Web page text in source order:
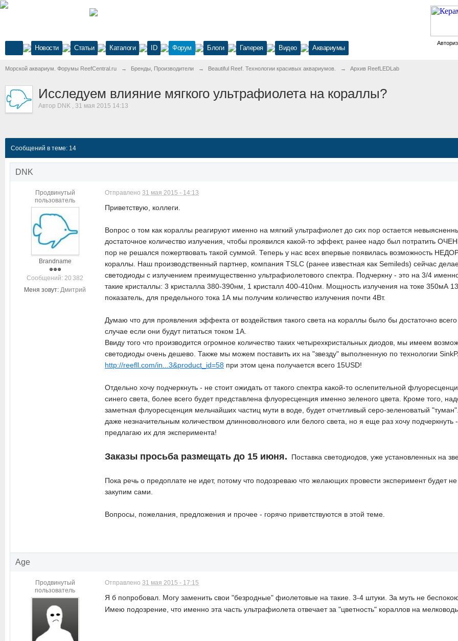
Новости Статьи Каталоги ID Форум Блоги Галерея Видео Аквариумы
Морской аквариум. Форумы ReefCentral.ru → Бренды, Производители → Beautiful Reef. Технологии красивых аквариумов. → Архив ReefLEDLab
Исследуем влияние мягкого ультрафиолета на кораллы?
Автор DNK , 31 мая 2015 14:13
Сообщений в теме: 14
DNK
Продвинутый
пользователь
Brandname
Cообщений: 20 382
Меня зовут: Дмитрий
Отправлено 31 мая 2015 - 14:13
Приветствую, коллеги.
Вопрос о том как кораллы реагируют именно на мягкий ультрафиолет до сих пор остается
достаточное количество излучения, чтобы проявился какой-то эффект, ранее надо был потратить
пор не решался пожертвовать такой суммой. Теперь у нас всех впервые появилась возможность
кораллы. Наш производственный партнер, компания TSLC (ранее известная как Semileds) сейчас
светодиоды с излучением преимущественно ультрафиолетового спектра. Подчеркну - это на 3/4
такие кристаллы: 3 кристалла 380-390нм, 1 кристалл 400-410нм. Мощность излучения на токе 350мА
показатель, для предельного тока 1А мы получим количество излучения почти 4Вт.
Думаю что для проявления эффекта от воздействия такого света на кораллы было бы достаточно
случае если они будут питаться током 1А.
Ввиду того что производится огромное количество таких четырехкристальных диодов, мы имеем
светодиоды очень дешево. Также мы можем поставить их на "звезду" выполненную по технологии
http://reefll.com/in...3&product_id=58 при этом цена получается всего 15USD!
Отдельно хочу подчеркнуть - не стоит ожидать от такого спектра какой-то ослепительной
синего света, более всего будет представлена флуоресценция именно зеленого цвета. Кроме того,
заметная флуоресценция мельчайших частиц мути в воде, будет отчетливый серо-зеленоватый
даже незначительным количеством длинноволнового или белого света, но я еще раз хочу
предлагаю их для эксперимента!
Заказы просьба размещать до 15 июня. Поставка светодиодов, уже установленных на
Пока речь о предоплате не идет, потому что подозреваю что желающих провести эксперимент будет
закупим сами.
Вопросы, пожелания, предложения и прочее - горячо приветствуются в этой теме.
Age
Продвинутый
пользователь
Отправлено 31 мая 2015 - 17:15
Я б попробовал. Могу заменить свои "безродные" фиолетовые на такие. 3-4 штуки. За муть не
Имею подозрение, что именно эта часть ультрафиолета отвечает за "цветность" кораллов на